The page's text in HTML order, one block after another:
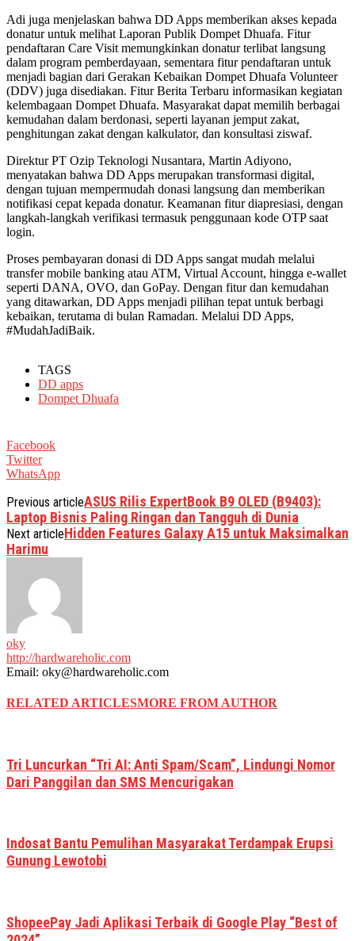
Adi juga menjelaskan bahwa DD Apps memberikan akses kepada
donatur untuk melihat Laporan Publik Dompet Dhuafa. Fitur
pendaftaran Care Visit memungkinkan donatur terlibat langsung
dalam program pemberdayaan, sementara fitur pendaftaran untuk
menjadi bagian dari Gerakan Kebaikan Dompet Dhuafa Volunteer
(DDV) juga disediakan. Fitur Berita Terbaru informasikan kegiatan
kelembagaan Dompet Dhuafa. Masyarakat dapat memilih berbagai
kemudahan dalam berdonasi, seperti layanan jemput zakat,
penghitungan zakat dengan kalkulator, dan konsultasi ziswaf.
Direktur PT Ozip Teknologi Nusantara, Martin Adiyono,
menyatakan bahwa DD Apps merupakan transformasi digital,
dengan tujuan mempermudah donasi langsung dan memberikan
notifikasi cepat kepada donatur. Keamanan fitur diapresiasi, dengan
langkah-langkah verifikasi termasuk penggunaan kode OTP saat
login.
Proses pembayaran donasi di DD Apps sangat mudah melalui
transfer mobile banking atau ATM, Virtual Account, hingga e-wallet
seperti DANA, OVO, dan GoPay. Dengan fitur dan kemudahan
yang ditawarkan, DD Apps menjadi pilihan tepat untuk berbagi
kebaikan, terutama di bulan Ramadan. Melalui DD Apps,
#MudahJadiBaik.
TAGS
DD apps
Dompet Dhuafa
Facebook
Twitter
WhatsApp
Previous articleASUS Rilis ExpertBook B9 OLED (B9403):
Laptop Bisnis Paling Ringan dan Tangguh di Dunia
Next articleHidden Features Galaxy A15 untuk Maksimalkan
Harimu
oky
http://hardwareholic.com
Email: oky@hardwareholic.com
RELATED ARTICLESMORE FROM AUTHOR
Tri Luncurkan “Tri AI: Anti Spam/Scam”, Lindungi Nomor
Dari Panggilan dan SMS Mencurigakan
Indosat Bantu Pemulihan Masyarakat Terdampak Erupsi
Gunung Lewotobi
ShopeePay Jadi Aplikasi Terbaik di Google Play “Best of